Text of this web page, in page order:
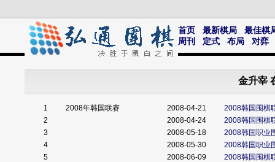
首页 最新棋局
最佳棋
周刊
定式 布局 对弈
金升宰
1 2008年韩国联赛 2008-04-21
2008韩国围棋
2
2008-04-24
2008韩国围棋
3
2008-05-18
2008韩国职业
4
2008-05-30
2008韩国职业
5
2008-06-09
2008韩国围棋